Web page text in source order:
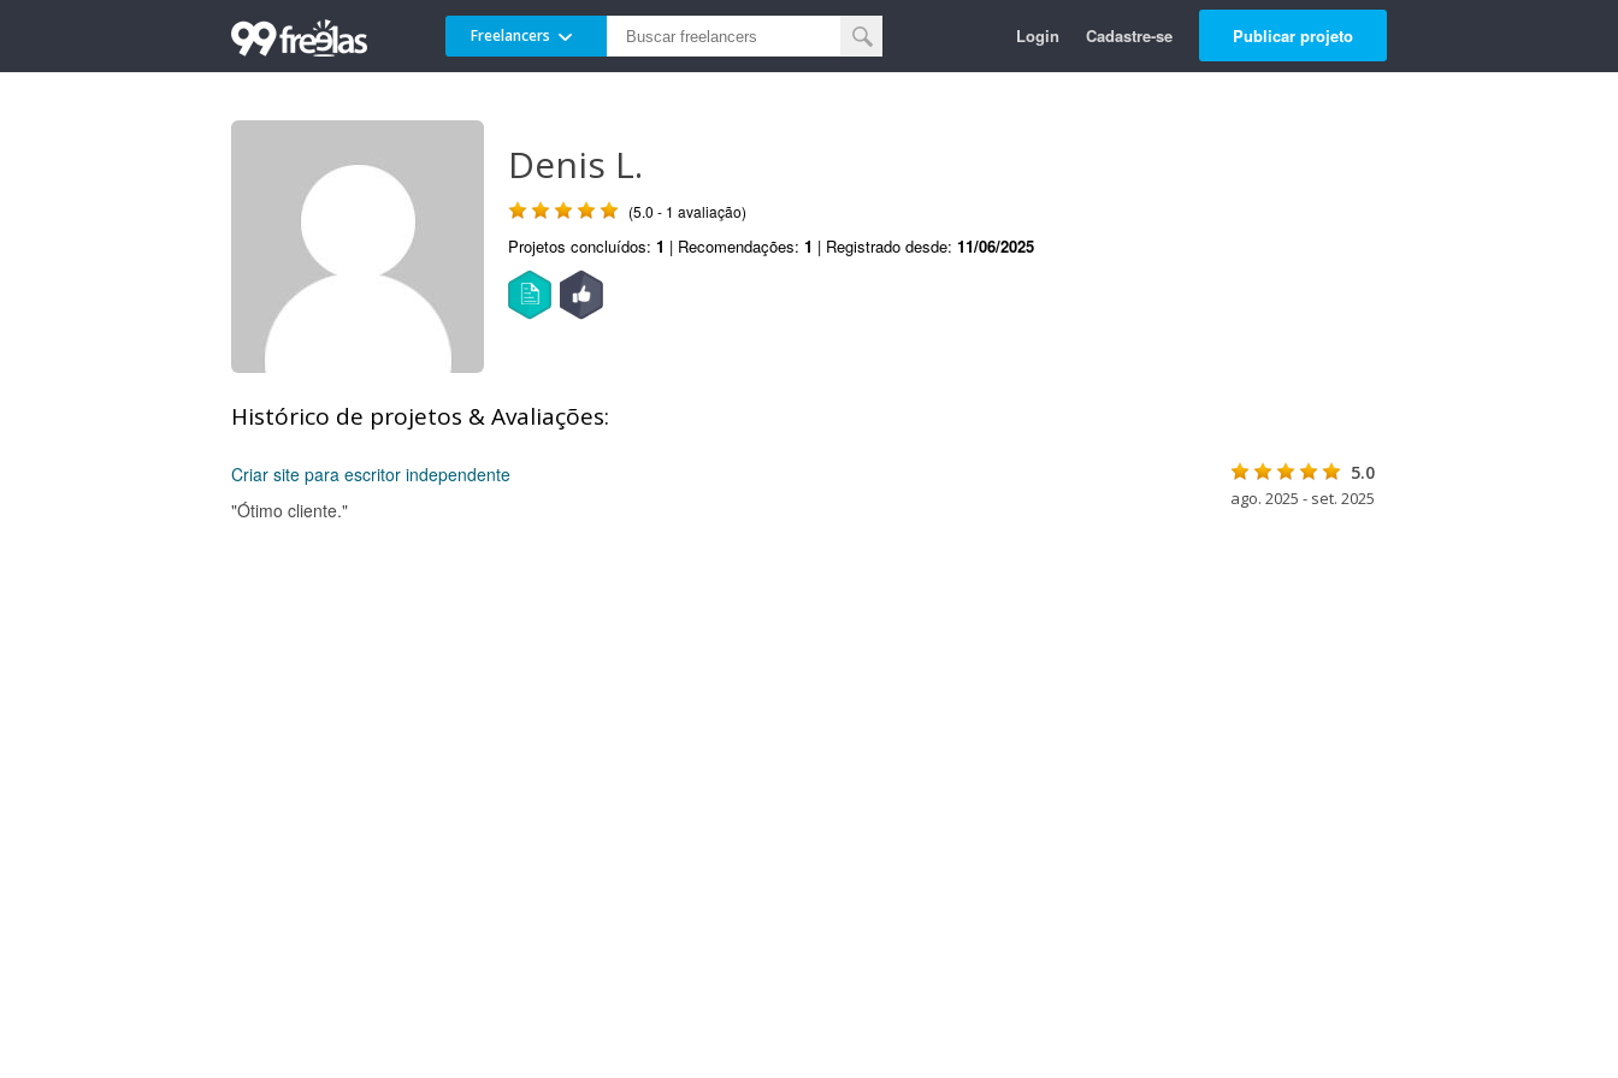
Freelancers Login Cadastre-se Publicar projeto
Denis L.
(5.0 - 1 avaliação)
Projetos concluídos: 1 | Recomendações: 1 | Registrado desde: 11/06/2025
Histórico de projetos & Avaliações:
Criar site para escritor independente
"Ótimo cliente."
5.0
ago. 2025 - set. 2025